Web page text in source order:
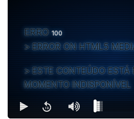
ERRO100
ERROR ON HTML5
ESTE CONTEÚDO ESTÁ
MOMENTO INDISPONÍVEL